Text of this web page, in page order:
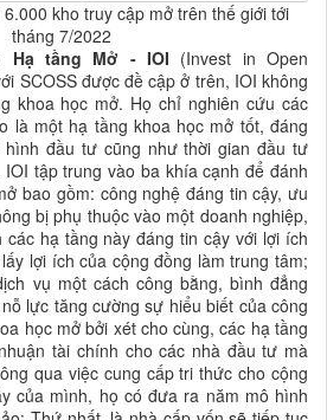
kho truy cập mở trên thế giới tới
tháng 7/2022
tầng Mở - IOI (Invest in Open
SCOSS được đề cập ở trên, IOI không
khoa học mở. Họ chỉ nghiên cứu các
là một hạ tầng khoa học mở tốt, đáng
đầu tư cũng như thời gian đầu tư
tập trung vào ba khía cạnh để đánh
bao gồm: công nghệ đáng tin cậy, ưu
bị phụ thuộc vào một doanh nghiệp,
hạ tầng này đáng tin cậy với lợi ích
lợi ích của cộng đồng làm trung tâm;
vụ một cách công bằng, bình đẳng
lực tăng cường sự hiểu biết của công
học mở bởi xét cho cùng, các hạ tầng
tài chính cho các nhà đầu tư mà
qua việc cung cấp tri thức cho cộng
của mình, họ có đưa ra năm mô hình